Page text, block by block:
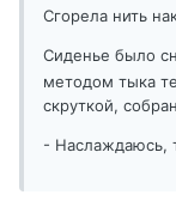
Сгорела нить
Сиденье было
методом тыка
скруткой,
- Наслаждаюсь,